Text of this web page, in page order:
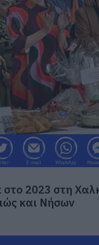
E-mail WhatsApp
2023 στη
και Νήσων